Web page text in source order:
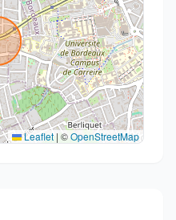
Leaflet | ©OpenStreetMap